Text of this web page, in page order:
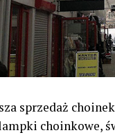
sprzedaż
choinkowe,